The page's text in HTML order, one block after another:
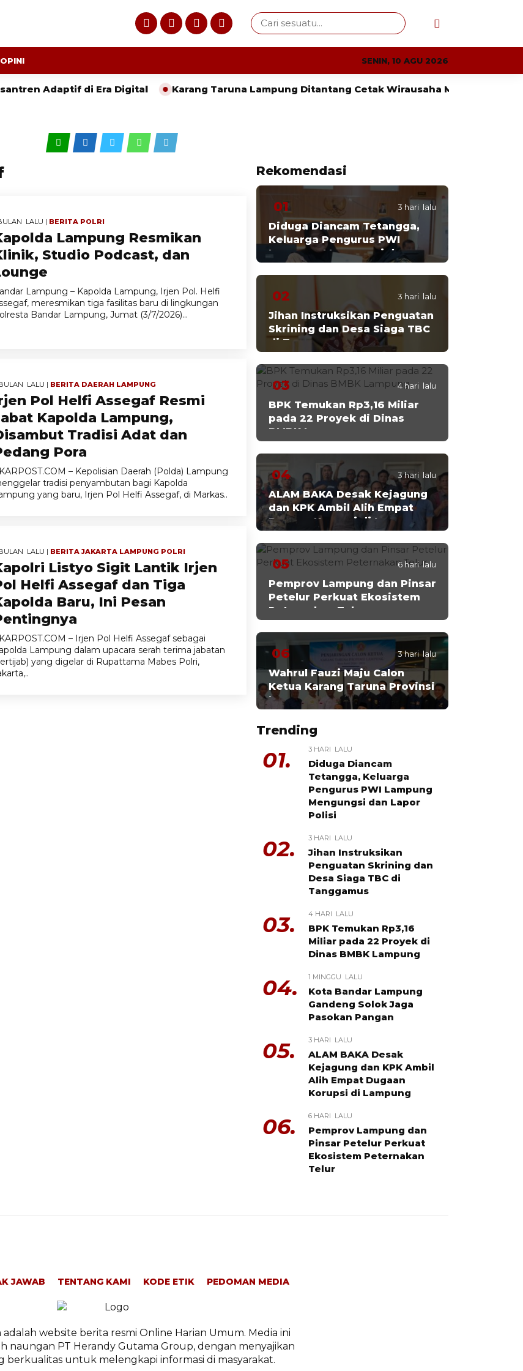
OPINI SENIN, 10 AGU 2026
Adaptif di Era Digital Karang Taruna Lampung Ditantang Cetak Wirausaha Muda
LALU | BERITA POLRI
Lampung Resmikan
Studio Podcast, dan
Lampung – Kapolda Lampung, Irjen Pol. Helfi
meresmikan tiga fasilitas baru di lingkungan
Bandar Lampung, Jumat (3/7/2026)...
LALU | BERITA DAERAH LAMPUNG
Pol Helfi Assegaf Resmi
Kapolda Lampung,
Tradisi Adat dan
Pora
– Kepolisian Daerah (Polda) Lampung
tradisi penyambutan bagi Kapolda
yang baru, Irjen Pol Helfi Assegaf, di Markas..
LALU | BERITA JAKARTA LAMPUNG POLRI
Listyo Sigit Lantik Irjen
Helfi Assegaf dan Tiga
Baru, Ini Pesan
– Irjen Pol Helfi Assegaf sebagai
Lampung dalam upacara serah terima jabatan
yang digelar di Rupattama Mabes Polri,
Rekomendasi
01 3 hari lalu
Diduga Diancam Tetangga,
Keluarga Pengurus PWI
Lampung Mengungsi dan
Lapor Polisi
02 3 hari lalu
Jihan Instruksikan Penguatan
Skrining dan Desa Siaga TBC
di Tanggamus
03 4 hari lalu
BPK Temukan Rp3,16 Miliar
pada 22 Proyek di Dinas
BMBK Lampung
04 3 hari lalu
ALAM BAKA Desak Kejagung
dan KPK Ambil Alih Empat
Dugaan Korupsi di Lampung
05 6 hari lalu
Pemprov Lampung dan Pinsar
Petelur Perkuat Ekosistem
Peternakan Telur
06 3 hari lalu
Wahrul Fauzi Maju Calon
Ketua Karang Taruna Provinsi
Lampung
Trending
01. 3 HARI LALU
Diduga Diancam
Tetangga, Keluarga
Pengurus PWI Lampung
Mengungsi dan Lapor
Polisi
02. 3 HARI LALU
Jihan Instruksikan
Penguatan Skrining dan
Desa Siaga TBC di
Tanggamus
03. 4 HARI LALU
BPK Temukan Rp3,16
Miliar pada 22 Proyek di
Dinas BMBK Lampung
04. 1 MINGGU LALU
Kota Bandar Lampung
Gandeng Solok Jaga
Pasokan Pangan
05. 3 HARI LALU
ALAM BAKA Desak
Kejagung dan KPK Ambil
Alih Empat Dugaan
Korupsi di Lampung
06. 6 HARI LALU
Pemprov Lampung dan
Pinsar Petelur Perkuat
Ekosistem Peternakan
Telur
JAWAB TENTANG KAMI KODE ETIK PEDOMAN MEDIA
website berita resmi Online Harian Umum. Media ini
naungan PT Herandy Gutama Group, dengan menyajikan
berkualitas untuk melengkapi informasi di masyarakat.